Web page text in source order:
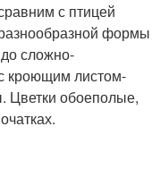
с птицей
формы
сложно-
кроющим листом-
Цветки обоеполые,